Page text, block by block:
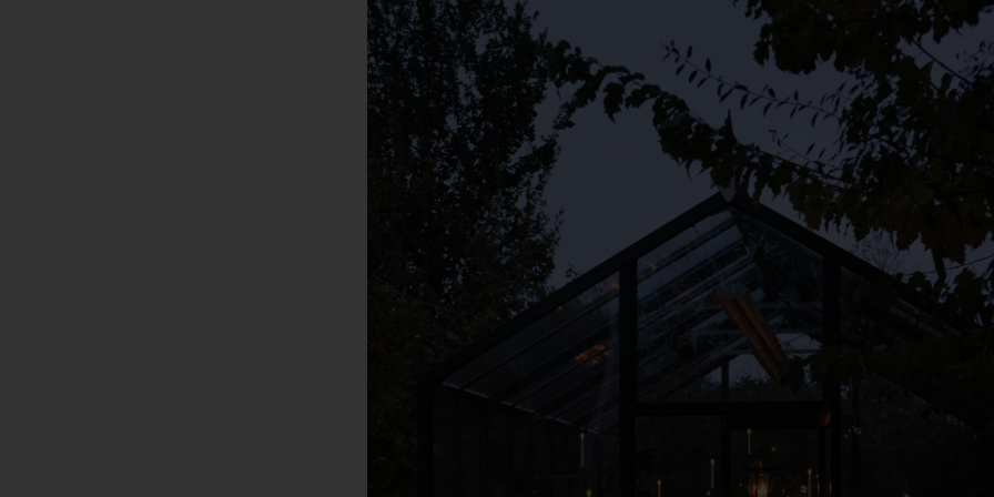
Verantwortlicher im Sinne der Datenschutz-Grundverordnung, sonstiger in
den Mitgliedstaaten der Europäischen Union geltenden
und anderer Bestimmungen mit datenschutzrechtlichem Charakter ist:
Röda Hus
Marcus Klose
Beckedorfer Straße 9a
28755 Bremen - Deutschland
Telefon: 0421-83000770
Fax: 0421-83000779
E-Mail:
UST-ID: DE254087433
Cookies
Die Internetseiten verwenden Cookies. Cookies sind Textdateien, welche
über einen Internetbrowser auf einem Computersystem abgelegt und